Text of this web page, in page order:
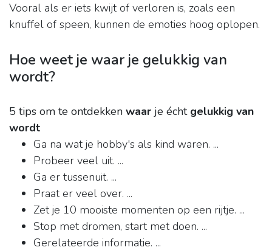
Vooral als er iets kwijt of verloren is, zoals een
knuffel of speen, kunnen de emoties hoog oplopen.
Hoe weet je waar je gelukkig van
wordt?
5 tips om te ontdekken waar je écht gelukkig van
wordt
Ga na wat je hobby's als kind waren. ...
Probeer veel uit. ...
Ga er tussenuit. ...
Praat er veel over. ...
Zet je 10 mooiste momenten op een rijtje. ...
Stop met dromen, start met doen. ...
Gerelateerde informatie. ...